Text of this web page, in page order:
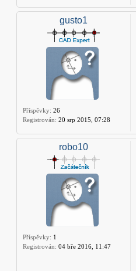
gusto1
Příspěvky: 26
Registrován: 20 srp 2015, 07:28
robo10
Příspěvky: 1
Registrován: 04 bře 2016, 11:47